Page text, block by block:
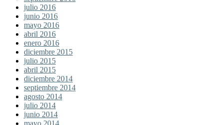
julio 2016
junio 2016
mayo 2016
abril 2016
enero 2016
diciembre 2015
julio 2015
abril 2015
diciembre 2014
septiembre 2014
agosto 2014
julio 2014
junio 2014